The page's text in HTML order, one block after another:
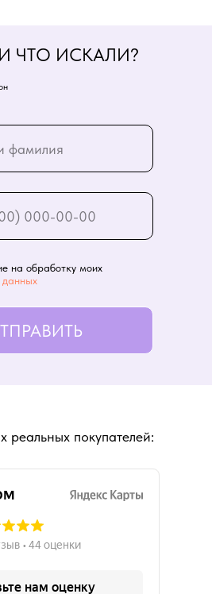
на обработку моих
данных
ЧТО ИСКАЛИ?
реальных покупателей: